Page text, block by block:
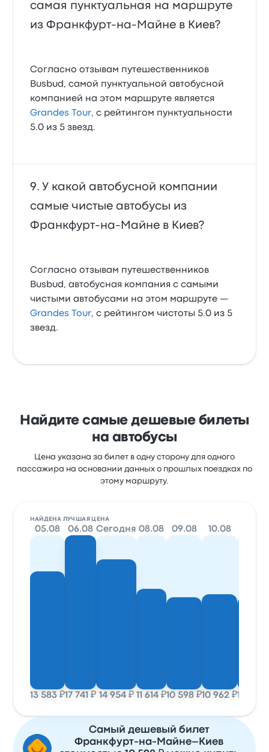
самая пунктуальная на маршруте
из Франкфурт-на-Майне в Киев?
Согласно отзывам путешественников
Busbud, самой пунктуальной автобусной
компанией на этом маршруте является
Grandes Tour, с рейтингом пунктуальности
5.0 из 5 звезд.
У какой автобусной компании
самые чистые автобусы из
Франкфурт-на-Майне в Киев?
Согласно отзывам путешественников
Busbud, автобусная компания с самыми
чистыми автобусами на этом маршруте —
Grandes Tour, с рейтингом чистоты 5.0 из 5
звезд.
Найдите самые дешевые билеты
на автобусы
Цена указана за билет в одну сторону для одного
пассажира на основании данных о прошлых поездках по
этому маршруту.
НАЙДЕНА ЛУЧШАЯ ЦЕНА
05.08
13 583 ₽
06.08
17 741 ₽
Сегодня
14 954 ₽
08.08
11 614 ₽
09.08
10 598 ₽
10.08
10 962 ₽10 607
Самый дешевый билет
Франкфурт-на-Майне–Киев